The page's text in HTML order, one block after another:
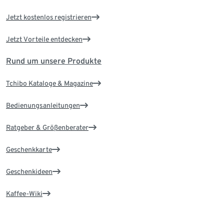
Jetzt kostenlos registrieren
Jetzt Vorteile entdecken
Rund um unsere Produkte
Tchibo Kataloge & Magazine
Bedienungsanleitungen
Ratgeber & Größenberater
Geschenkkarte
Geschenkideen
Kaffee-Wiki